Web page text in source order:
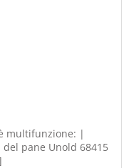
multifunzione: |
pane Unold 68415